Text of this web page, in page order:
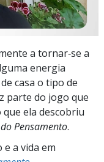
a tornar‑se a
energia
casa o tipo de
parte do jogo que
ela descobriu
Pensamento.
a vida em